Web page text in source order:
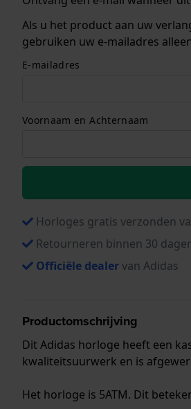
Als u het product aan uw
gebruiken uw e-mailadres
E-mailadres
Voornaam en Achternaam
Horloges gratis verzonden
Retourneren binnen 30
Officiële dealervan Adidas
Productomschrijving
Dit Adidas horloge heeft een
kwaliteitsuurwerk en is
Het horloge is 5ATM. Dit